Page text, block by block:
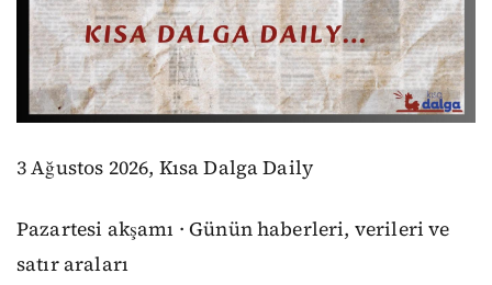
3 Ağustos 2026, Kısa Dalga Daily
Pazartesi akşamı · Günün haberleri, verileri ve
satır araları